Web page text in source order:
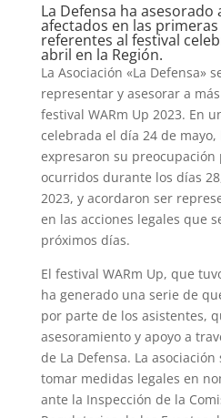
La Defensa ha asesorado
afectados en las
referentes al festival
abril en la Región.
La Asociación «La Defensa»
representar y asesorar a
festival WARm Up 2023. En
celebrada el día 24 de mayo,
expresaron su
ocurridos durante los días
2023, y acordaron ser
en las acciones legales que
próximos días.
El festival WARm Up, que
ha generado una serie de
por parte de los asistentes,
asesoramiento y apoyo a
de La Defensa. La
tomar medidas legales en
ante la Inspección de la